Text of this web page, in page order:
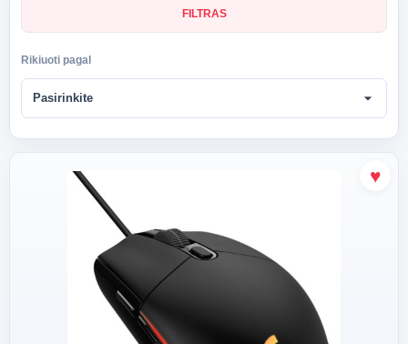
FILTRAS
Rikiuoti pagal
Pasirinkite arrow_drop_down